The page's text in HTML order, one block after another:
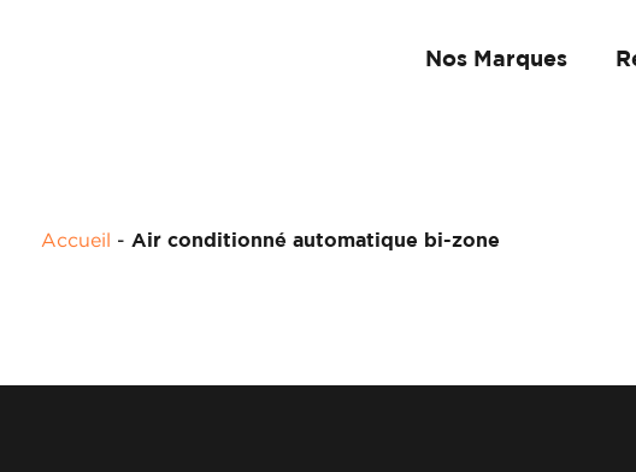
Nos Marques
Accueil - Air conditionné automatique bi-zone